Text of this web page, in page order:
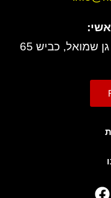
שמואל, כביש 65
F